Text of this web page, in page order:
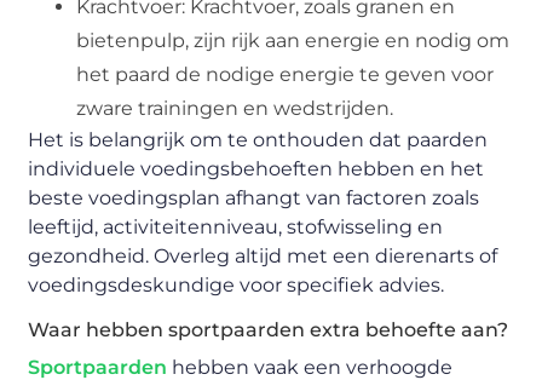
Krachtvoer: Krachtvoer, zoals granen en
bietenpulp, zijn rijk aan energie en nodig om
het paard de nodige energie te geven voor
zware trainingen en wedstrijden.
Het is belangrijk om te onthouden dat paarden
individuele voedingsbehoeften hebben en het
beste voedingsplan afhangt van factoren zoals
leeftijd, activiteitenniveau, stofwisseling en
gezondheid. Overleg altijd met een dierenarts of
voedingsdeskundige voor specifiek advies.
Waar hebben sportpaarden extra behoefte aan?
Sportpaarden hebben vaak een verhoogde